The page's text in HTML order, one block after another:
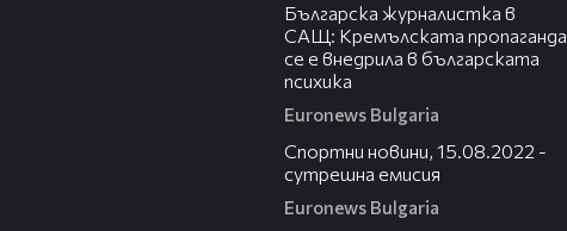
Българска журналистка в
САЩ: Кремълската пропаганда
се е внедрила в българската
психика
Euronews Bulgaria
Спортни новини, 15.08.2022 -
сутрешна емисия
Euronews Bulgaria